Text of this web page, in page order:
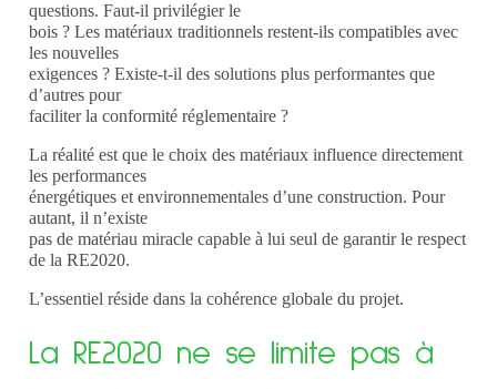
questions. Faut-il privilégier le
bois ? Les matériaux traditionnels restent-ils compatibles avec
les nouvelles
exigences ? Existe-t-il des solutions plus performantes que
d’autres pour
faciliter la conformité réglementaire ?
La réalité est que le choix des matériaux influence directement
les performances
énergétiques et environnementales d’une construction. Pour
autant, il n’existe
pas de matériau miracle capable à lui seul de garantir le respect
de la RE2020.
L’essentiel réside dans la cohérence globale du projet.
La RE2020 ne se limite pas à